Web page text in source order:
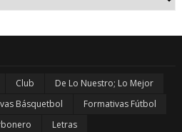
Club
De Lo Nuestro; Lo Mejor
Básquetbol
Formativas Fútbol
Letras